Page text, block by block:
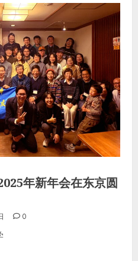
年新年会在东京圆
0